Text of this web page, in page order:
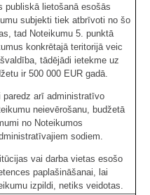
publiskā lietošanā esošās
subjekti tiek atbrīvoti no šo
tad Noteikumu 5. punktā
konkrētajā teritorijā veic
tādējādi ietekme uz
ir 500 000 EUR gadā.
paredz arī administratīvo
neievērošanu, budžetā
no Noteikumos
sodiem.
vai darba vietas esošo
paplašināšanai, lai
izpildi, netiks veidotas.